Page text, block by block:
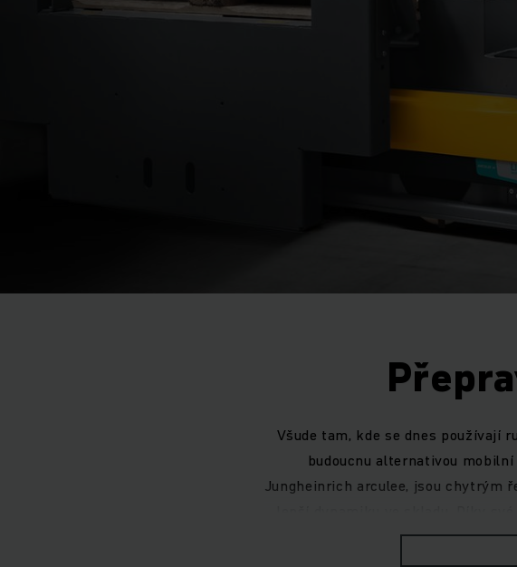
Všude tam, kde se dnes používají
budoucnu alternativou
Jungheinrich arculee, jsou chytrým
řešením pro automatizovanou
ideální pro propojení